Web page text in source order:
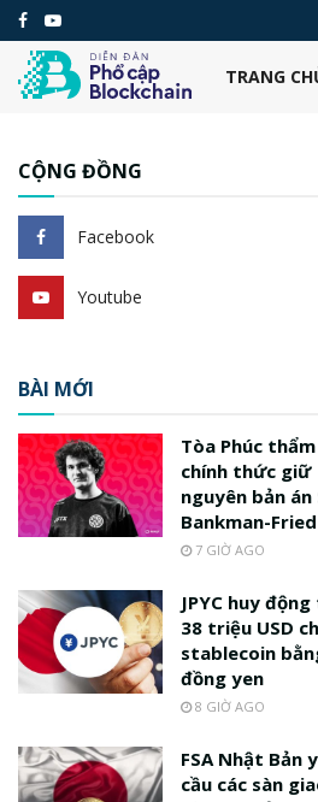
TRANG
CỘNG ĐỒNG
Facebook
Youtube
BÀI MỚI
Tòa Phúc
chính thức giữ
nguyên bản án
Bankman-Fried
7 GIỜ AGO
JPYC huy
38 triệu USD
stablecoin
đồng yen
8 GIỜ AGO
FSA Nhật Bản
cầu các sàn